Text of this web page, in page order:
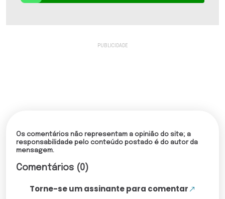
Os comentários não representam a opinião do site; a
responsabilidade pelo conteúdo postado é do autor da
mensagem.
Comentários (0)
Torne-se um assinante para comentar